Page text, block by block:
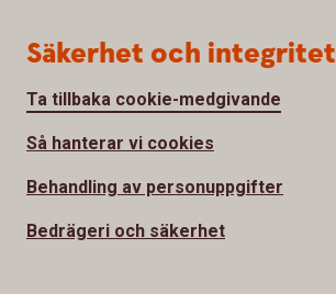
Säkerhet och integritet
Ta tillbaka cookie-medgivande
Så hanterar vi cookies
Behandling av personuppgifter
Bedrägeri och säkerhet